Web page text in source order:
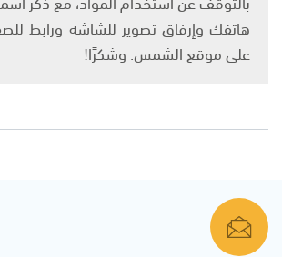
هاتفك وإرفاق تصوير للشاشة ورابط
على موقع الشمس. وشكرًا!